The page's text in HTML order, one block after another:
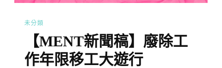
未分類
【MENT新聞稿】廢除工
作年限移工大遊行